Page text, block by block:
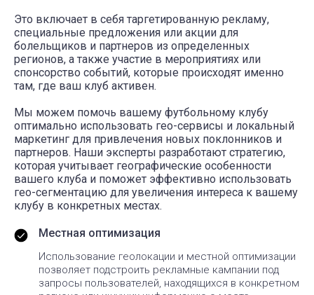
Это включает в себя таргетированную рекламу,
специальные предложения или акции для
болельщиков и партнеров из определенных
регионов, а также участие в мероприятиях или
спонсорство событий, которые происходят именно
там, где ваш клуб активен.
Мы можем помочь вашему футбольному клубу
оптимально использовать гео-сервисы и локальный
маркетинг для привлечения новых поклонников и
партнеров. Наши эксперты разработают стратегию,
которая учитывает географические особенности
вашего клуба и поможет эффективно использовать
гео-сегментацию для увеличения интереса к вашему
клубу в конкретных местах.
Местная оптимизация
Использование геолокации и местной оптимизации
позволяет подстроить рекламные кампании под
запросы пользователей, находящихся в конкретном